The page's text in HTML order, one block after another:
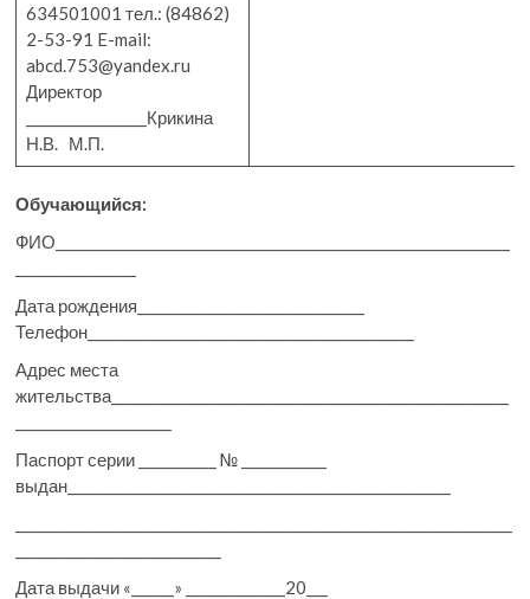
634501001 тел.: (84862)
2-53-91 E-mail:
abcd.753@yandex.ru
Директор
_________________Крикина
Н.В. М.П.
Обучающийся:
ФИО________________________________________________________________
Дата рождения________________________________
Телефон______________________________________________
Адрес места
жительства________________________________________________________
Паспорт серии ___________ № ____________
выдан______________________________________________________
Дата выдачи «______» ______________20___